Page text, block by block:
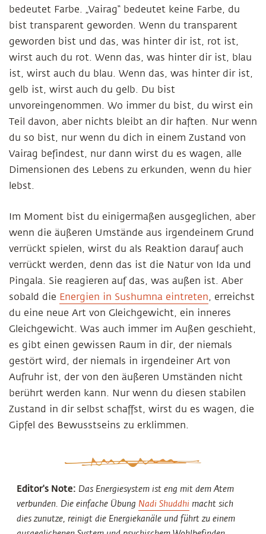
bedeutet Farbe. „Vairag“ bedeutet keine Farbe, du
bist transparent geworden. Wenn du transparent
geworden bist und das, was hinter dir ist, rot ist,
wirst auch du rot. Wenn das, was hinter dir ist, blau
ist, wirst auch du blau. Wenn das, was hinter dir ist,
gelb ist, wirst auch du gelb. Du bist
unvoreingenommen. Wo immer du bist, du wirst ein
Teil davon, aber nichts bleibt an dir haften. Nur wenn
du so bist, nur wenn du dich in einem Zustand von
Vairag befindest, nur dann wirst du es wagen, alle
Dimensionen des Lebens zu erkunden, wenn du hier
lebst.
Im Moment bist du einigermaßen ausgeglichen, aber
wenn die äußeren Umstände aus irgendeinem Grund
verrückt spielen, wirst du als Reaktion darauf auch
verrückt werden, denn das ist die Natur von Ida und
Pingala. Sie reagieren auf das, was außen ist. Aber
sobald die Energien in Sushumna eintreten, erreichst
du eine neue Art von Gleichgewicht, ein inneres
Gleichgewicht. Was auch immer im Außen geschieht,
es gibt einen gewissen Raum in dir, der niemals
gestört wird, der niemals in irgendeiner Art von
Aufruhr ist, der von den äußeren Umständen nicht
berührt werden kann. Nur wenn du diesen stabilen
Zustand in dir selbst schaffst, wirst du es wagen, die
Gipfel des Bewusstseins zu erklimmen.
Editor's Note: Das Energiesystem ist eng mit dem Atem
verbunden. Die einfache Übung Nadi Shuddhi macht sich
dies zunutze, reinigt die Energiekanäle und führt zu einem